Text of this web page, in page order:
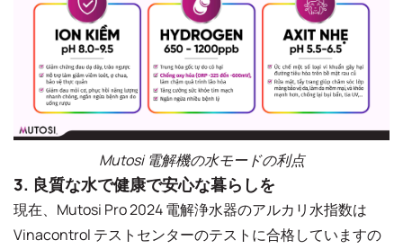
Mutosi 電解機の水モードの利点
3. 良質な水で健康で安心な暮らしを
現在、Mutosi Pro 2024 電解浄水器のアルカリ水指数は
Vinacontrol テストセンターのテストに合格していますの